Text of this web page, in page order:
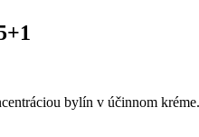
bylín v účinnom